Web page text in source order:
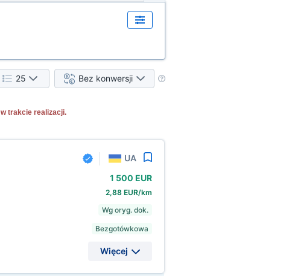
25 Bez konwersji
trakcie realizacji.
UA
1 500 EUR
2,88 EUR/km
Wg oryg. dok.
Bezgotówkowa
Więcej